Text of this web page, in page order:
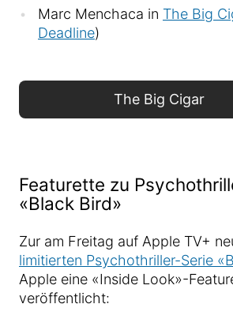
Marc Menchaca in The Big
Deadline)
The Big Cigar
Featurette zu
«Black Bird»
Zur am Freitag auf Apple TV+
limitierten Psychothriller-Serie
Apple eine «Inside Look»-
veröffentlicht: